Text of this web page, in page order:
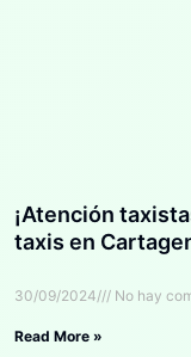
¡Atención
taxis en
30/09/2024 No hay
Read More »